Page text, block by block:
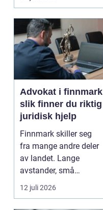
Advokat i finnmark
slik finner du riktig
juridisk hjelp
Finnmark skiller seg
fra mange andre deler
av landet. Lange
avstander, små
lokalsamfunn, sterk
tilkn...
12 juli 2026